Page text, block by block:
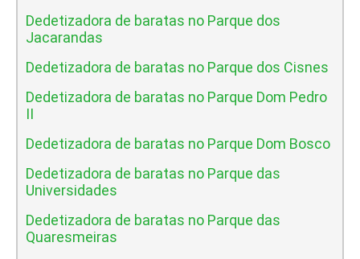
Dedetizadora de baratas no Parque dos
Jacarandas
Dedetizadora de baratas no Parque dos Cisnes
Dedetizadora de baratas no Parque Dom Pedro
II
Dedetizadora de baratas no Parque Dom Bosco
Dedetizadora de baratas no Parque das
Universidades
Dedetizadora de baratas no Parque das
Quaresmeiras